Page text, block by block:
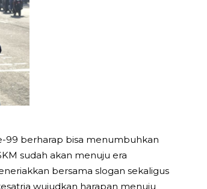
99 berharap bisa menumbuhkan
sudah akan menuju era
bersama slogan sekaligus
wujudkan harapan menuju